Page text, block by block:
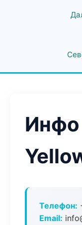
Инфо
Телефон:
Email: